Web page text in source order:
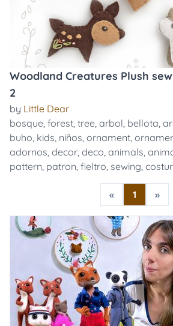
Woodland Creatures Plush
2
by Little Dear
bosque, forest, tree, arbol, bellota,
buho, kids, niños, ornament,
adornos, decor, deco, animals,
pattern, patron, fieltro, sewing,
« 1 »